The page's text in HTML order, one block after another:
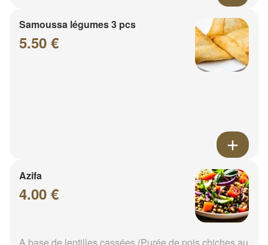
Samoussa légumes 3 pcs
5.50 €
Azifa
4.00 €